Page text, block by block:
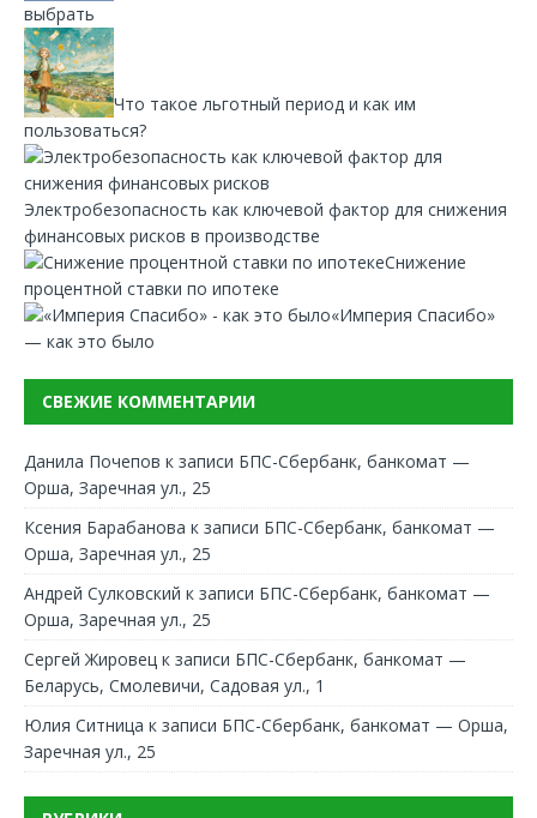
выбрать
Что такое льготный период и как им
пользоваться?
Электробезопасность как ключевой фактор для снижения
финансовых рисков в производстве
Снижение
процентной ставки по ипотеке
«Империя Спасибо»
— как это было
СВЕЖИЕ КОММЕНТАРИИ
Данила Почепов к записи БПС-Сбербанк, банкомат —
Орша, Заречная ул., 25
Ксения Барабанова к записи БПС-Сбербанк, банкомат —
Орша, Заречная ул., 25
Андрей Сулковский к записи БПС-Сбербанк, банкомат —
Орша, Заречная ул., 25
Сергей Жировец к записи БПС-Сбербанк, банкомат —
Беларусь, Смолевичи, Садовая ул., 1
Юлия Ситница к записи БПС-Сбербанк, банкомат — Орша,
Заречная ул., 25